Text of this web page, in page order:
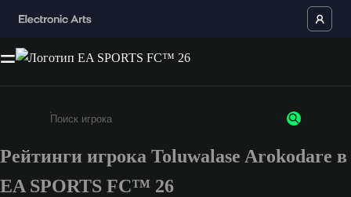
Введите не менее 3 символов или цифр
Рейтинги игрока Toluwalase Arokodare в
EA SPORTS FC™ 26